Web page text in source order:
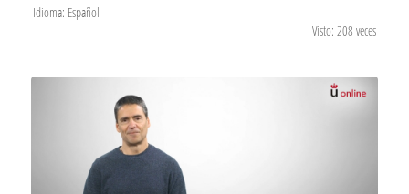
Idioma: Español
Visto: 208 veces